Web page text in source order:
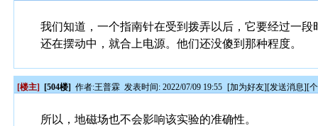
我们知道，一个指南针在受到拨弄以后，它要经过一
还在摆动中，就合上电源。他们还没傻到那种程度。
[楼主] [504楼] 作者:王普霖 发表时间: 2022/07/09 19:55 [加为好友][发送消息][
所以，地磁场也不会影响该实验的准确性。